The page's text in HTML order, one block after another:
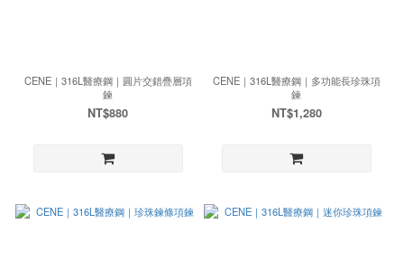
CENE｜316L醫療鋼｜圓片交錯疊層項
鍊
NT$880
CENE｜316L醫療鋼｜多功能長珍珠項
鍊
NT$1,280